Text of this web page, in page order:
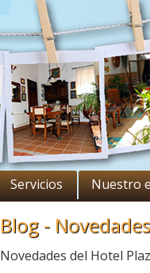
Servicios Nuestro
Blog - Novedades
Novedades del Hotel